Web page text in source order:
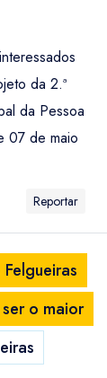
da 2.ª
da Pessoa
07 de maio
Reportar
o maior